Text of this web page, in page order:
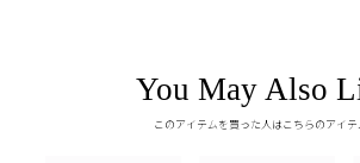
You May Also
このアイテムを買った人はこちらのアイテ